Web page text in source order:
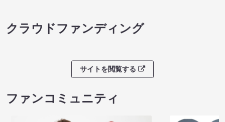
クラウドファンディング
サイトを閲覧する
ファンコミュニティ